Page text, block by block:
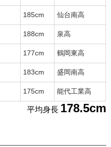
185cm 仙台南高
188cm 泉高
177cm 鶴岡東高
183cm 盛岡南高
175cm 能代工業高
平均身長 178.5cm